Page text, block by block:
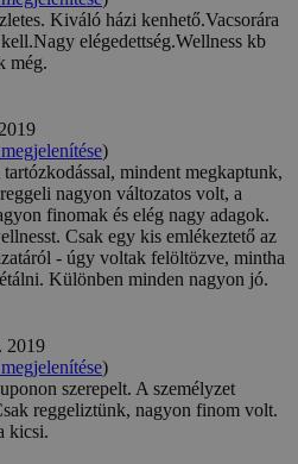
Kiváló házi kenhető.Vacsorára
elégedettség.Wellness kb
még.
)
mindent megkaptunk,
nagyon változatos volt, a
finomak és elég nagy adagok.
Csak egy kis emlékeztető az
- úgy voltak felöltözve, mintha
Különben minden nagyon jó.
2019
)
szerepelt. A személyzet
reggeliztünk, nagyon finom volt.
kicsi.